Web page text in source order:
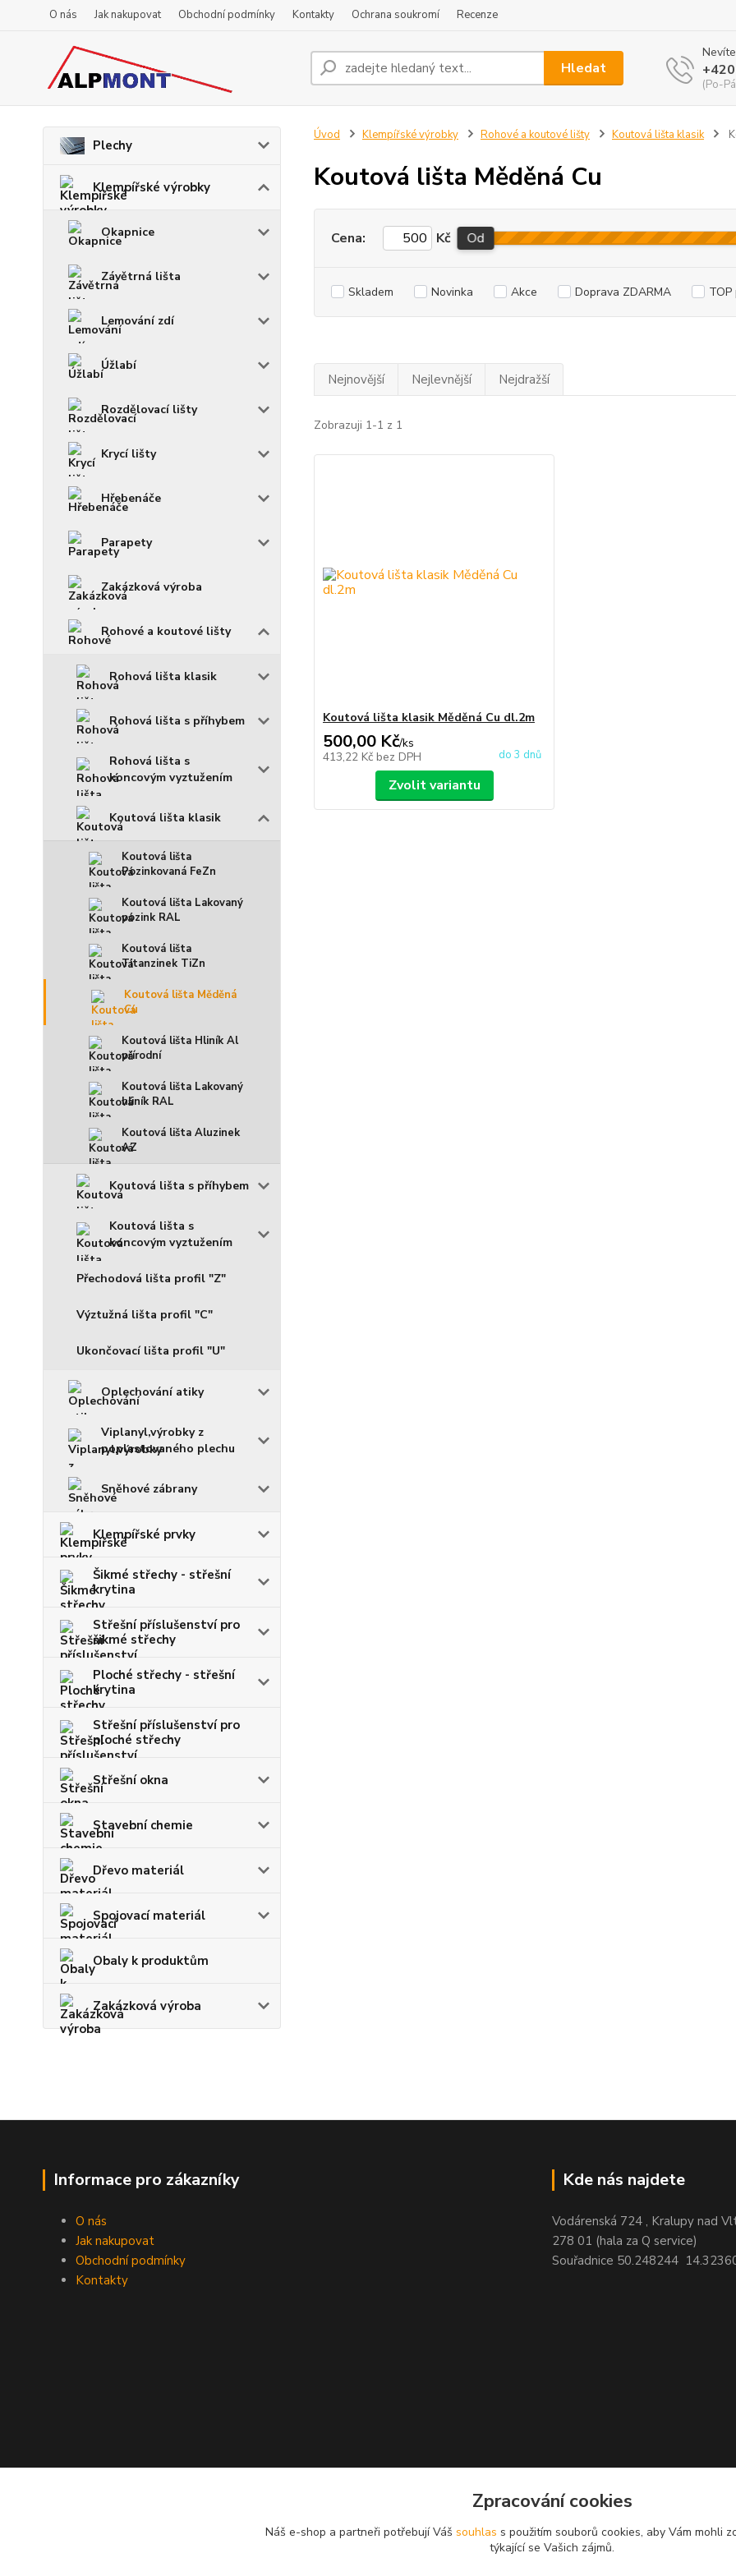
O nás Jak nakupovat Obchodní podmínky Kontakty Ochrana soukromí Recenze
Hledat
(Po-
Plechy
Klempířské výrobky
Okapnice
Závětrná lišta
Lemování zdí
Úžlabí
Rozdělovací lišty
Krycí lišty
Hřebenáče
Parapety
Zakázková výroba
Rohové a koutové lišty
Rohová lišta klasik
Rohová lišta s příhybem
Rohová lišta s
koncovým vyztužením
Koutová lišta klasik
Koutová lišta
Pozinkovaná FeZn
Koutová lišta Lakovaný
pozink RAL
Koutová lišta
Titanzinek TiZn
Koutová lišta Měděná
Cu
Koutová lišta Hliník Al
přírodní
Koutová lišta Lakovaný
hliník RAL
Koutová lišta Aluzinek
AZ
Koutová lišta s příhybem
Koutová lišta s
koncovým vyztužením
Přechodová lišta profil "Z"
Výztužná lišta profil "C"
Ukončovací lišta profil "U"
Oplechování atiky
Viplanyl,výrobky z
poplastovaného plechu
Sněhové zábrany
Klempířské prvky
Šikmé střechy - střešní
krytina
Střešní příslušenství pro
šikmé střechy
Ploché střechy - střešní
krytina
Střešní příslušenství pro
ploché střechy
Střešní okna
Stavební chemie
Dřevo materiál
Spojovací materiál
Obaly k produktům
Zakázková výroba
Úvod Klempířské výrobky Rohové a koutové lišty Koutová lišta klasik
Koutová lišta Měděná Cu
Cena: Kč Od
Skladem Novinka Akce Doprava ZDARMA
Nejnovější Nejlevnější Nejdražší
Zobrazuji 1-1 z 1
Koutová lišta klasik Měděná Cu dl.2m
500,00 Kč/ks
413,22 Kč bez DPH do 3 dnů
Zvolit variantu
Informace pro zákazníky
O nás
Jak nakupovat
Obchodní podmínky
Kontakty
Kde nás najdete
Vodárenská 724 , Kralupy nad
278 01 (hala za Q service)
Souřadnice 50.248244
Zpracování cookies
Náš e-shop a partneři potřebují Váš souhlas s použitím souborů cookies, aby Vám mohli
týkající se Vašich zájmů.